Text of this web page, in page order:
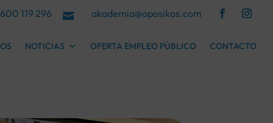
600 119 296  akademia@oposikos.com
NOTICIAS OFERTA EMPLEO PÚBLICO CONTACTO